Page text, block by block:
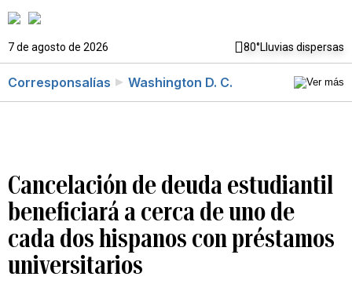
7 de agosto de 2026 80°Lluvias dispersas
Corresponsalías Washington D. C.
Cancelación de deuda estudiantil
beneficiará a cerca de uno de
cada dos hispanos con préstamos
universitarios